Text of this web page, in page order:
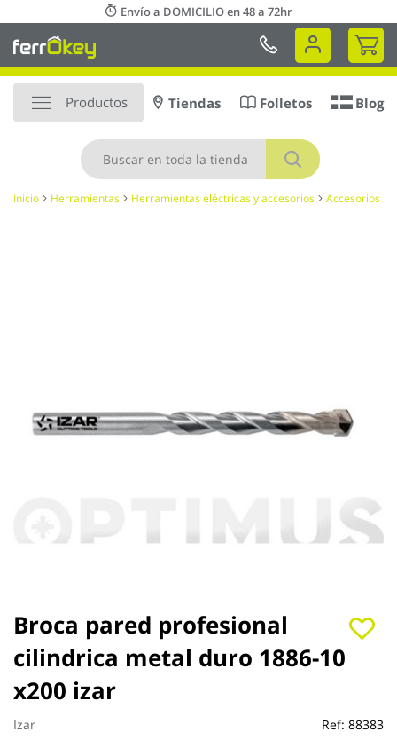
al
contenido
Envío a DOMICILIO en 48 a 72hr
Mi
Productos
Buscar
Tiendas Folletos Blog
Inicio Herramientas Herramientas eléctricas y accesorios Accesorios
Broca pared profesional
cilindrica metal duro 1886-10
x200 izar
Izar Ref: 88383
Saltar
al
comienzo
de
la
galería
de